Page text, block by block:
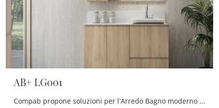
AB+ LG001
Compab propone soluzioni per l’Arredo Bagno moderno con mobili bagno per lavanderia che mixano design unico e tanta praticità, come questo interno ...